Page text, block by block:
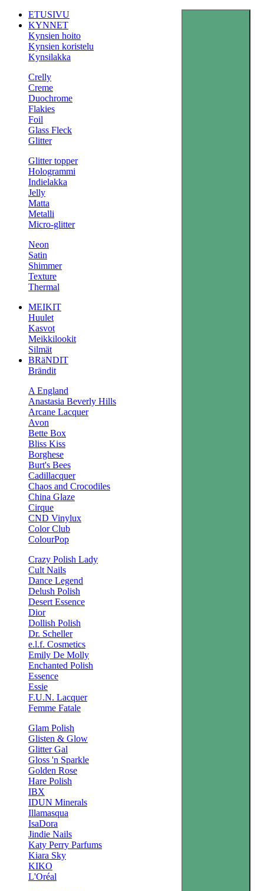
ETUSIVU
KYNNET
Kynsien hoito
Kynsien koristelu
Kynsilakka
Crelly
Creme
Duochrome
Flakies
Foil
Glass Fleck
Glitter
Glitter topper
Hologrammi
Indielakka
Jelly
Matta
Metalli
Micro-glitter
Neon
Satin
Shimmer
Texture
Thermal
MEIKIT
Huulet
Kasvot
Meikkilookit
Silmät
BRäNDIT
Brändit
A England
Anastasia Beverly Hills
Arcane Lacquer
Avon
Bette Box
Bliss Kiss
Borghese
Burt's Bees
Cadillacquer
Chaos and Crocodiles
China Glaze
Cirque
CND Vinylux
Color Club
ColourPop
Crazy Polish Lady
Cult Nails
Dance Legend
Delush Polish
Desert Essence
Dior
Dollish Polish
Dr. Scheller
e.l.f. Cosmetics
Emily De Molly
Enchanted Polish
Essence
Essie
F.U.N. Lacquer
Femme Fatale
Glam Polish
Glisten & Glow
Glitter Gal
Gloss 'n Sparkle
Golden Rose
Hare Polish
IBX
IDUN Minerals
Illamasqua
IsaDora
Jindie Nails
Katy Perry Parfums
Kiara Sky
KIKO
L'Oréal